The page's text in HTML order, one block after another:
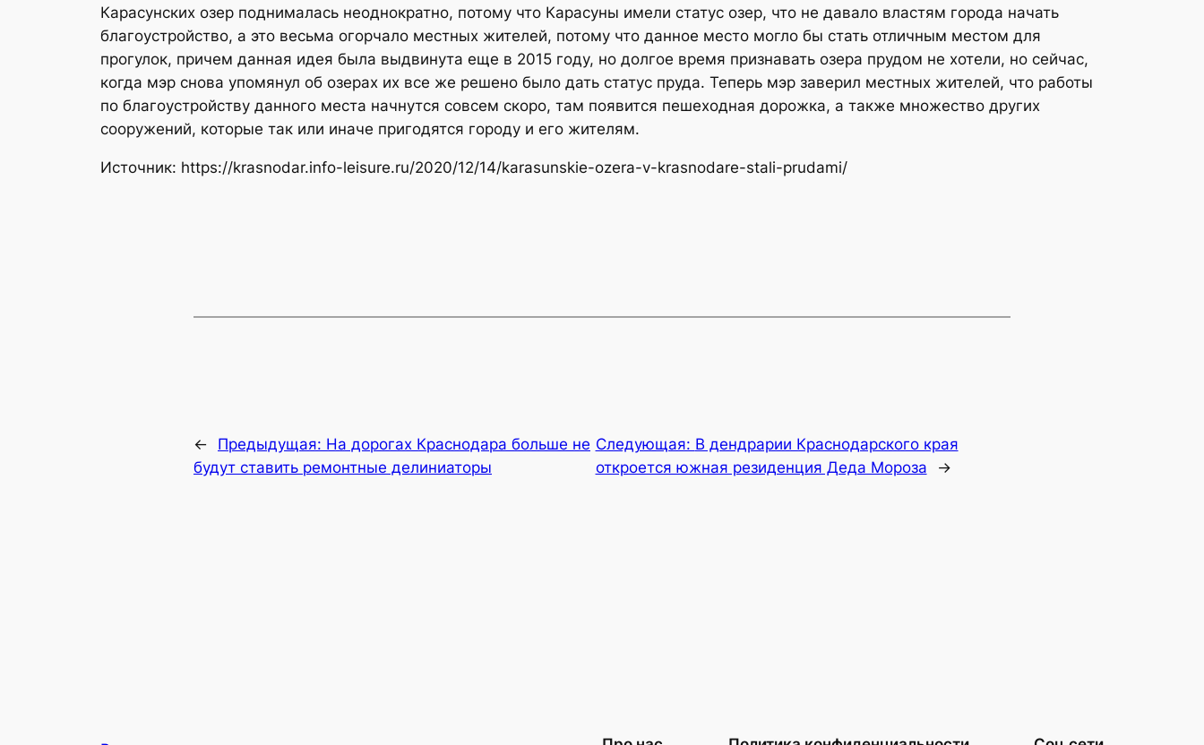
Карасунских озер поднималась неоднократно, потому что Карасуны имели статус озер, что не давало властям города начать
благоустройство, а это весьма огорчало местных жителей, потому что данное место могло бы стать отличным местом для
прогулок, причем данная идея была выдвинута еще в 2015 году, но долгое время признавать озера прудом не хотели, но сейчас,
когда мэр снова упомянул об озерах их все же решено было дать статус пруда. Теперь мэр заверил местных жителей, что работы
по благоустройству данного места начнутся совсем скоро, там появится пешеходная дорожка, а также множество других
сооружений, которые так или иначе пригодятся городу и его жителям.
Источник: https://krasnodar.info-leisure.ru/2020/12/14/karasunskie-ozera-v-krasnodare-stali-prudami/
← Предыдущая: На дорогах Краснодара больше не
будут ставить ремонтные делиниаторы
Следующая: В дендрарии Краснодарского края
откроется южная резиденция Деда Мороза
→